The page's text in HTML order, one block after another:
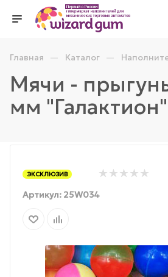
Главная — Каталог —
Мячи -
мм "Галактион"
ЭКСКЛЮЗИВ
Артикул: 25W034